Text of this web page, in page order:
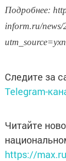
Подробнее:
inform.ru/
Следите за
Telegram-
Читайте
https://